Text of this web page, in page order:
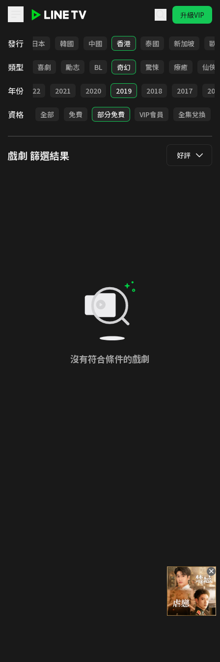
升級VIP
發行
台灣 日本 韓國 中國 香港 泰國 新加坡 歐
類型
懸疑 喜劇 勵志 BL 奇幻 驚悚 療癒 仙俠
年份 2022 2021 2020 2019 2018 2017
資格 全部 免費 部分免費 VIP會員 全集兌換
戲劇 篩選結果 好評
沒有符合條件的戲劇